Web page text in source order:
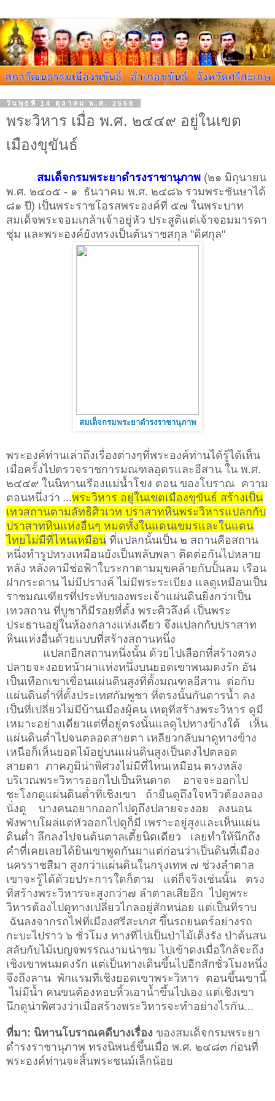
วันพุธที่ 14 ตุลาคม พ.ศ. 2558
พระวิหาร เมื่อ พ.ศ. ๒๔๔๙ อยู่ในเขต
เมืองขุขันธ์
สมเด็จกรมพระยาดำรงราชานุภาพ (๒๑ มิถุนายน
พ.ศ. ๒๔๐๕ - ๑ ธันวาคม พ.ศ. ๒๔๘๖ รวมพระชันษาได้
๘๑ ปี) เป็นพระราชโอรสพระองค์ที่ ๕๗ ในพระบาท
สมเด็จพระจอมเกล้าเจ้าอยู่หัว ประสูติแต่เจ้าจอมมารดา
ชุ่ม และพระองค์ยังทรงเป็นต้นราชสกุล "ดิศกุล"
สมเด็จกรมพระยาดำรงราชานุภาพ
พระองค์ท่านเล่าถึงเรื่องต่างๆที่พระองค์ท่านได้รู้ได้เห็น
เมื่อครั้งไปตรวจราชการมณฑลอุดรและอีสาน ใน พ.ศ.
๒๔๔๙ ในนิทานเรืองแม่น้ำโขง ตอน ของโบราณ ความ
ตอนหนึ่งว่า ...พระวิหาร อยู่ในเขตเมืองขุขันธ์ สร้างเป็น
เทวสถานตามลัทธิศิวเวท ปราสาทหินพระวิหารแปลกกับ
ปราสาทหินแห่งอื่นๆ หมดทั้งในแดนเขมรและในแดน
ไทยไม่มีที่ไหนเหมือน ที่แปลกนั้นเป็น ๒ สถานคือสถาน
หนึ่งทำรูปทรงเหมือนยังเป็นพลับพลา ติดต่อกันไปหลาย
หลัง หลังคามีช่อฟ้าใบระกาตามมุขคล้ายกับปั้นลม เรือน
ฝากระดาน ไม่มีปรางค์ ไม่มีพระระเบียง แลดูเหมือนเป็น
ราชมณเฑียรที่ประทับของพระเจ้าแผ่นดินยิ่งกว่าเป็น
เทวสถาน ที่บูชาก็มีรอยที่ตั้ง พระศิวลึงค์ เป็นพระ
ประธานอยู่ในห้องกลางแห่งเดียว จึงแปลกกับปราสาท
หินแห่งอื่นด้วยแบบที่สร้างสถานหนึ่ง
แปลกอีกสถานหนึ่งนั้น ด้วยไปเลือกที่สร้างตรง
ปลายจะงอยหน้าผาแห่งหนึ่งบนยอดเขาพนมดงรัก อัน
เป็นเทือกเขาเขื่อนแผ่นดินสูงที่ตั้งมณฑลอีสาน ต่อกับ
แผ่นดินต่ำที่ตั้งประเทศกัมพูชา ที่ตรงนั้นกันดารน้ำ คง
เป็นที่เปลี่ยวไม่มีบ้านเมืองผู้คน เหตุที่สร้างพระวิหาร ดูมี
เหมาะอย่างเดียวแต่ที่อยู่ตรงนั้นแลดูไปทางข้างใต้ เห็น
แผ่นดินต่ำไปจนตลอดสายตา เหลียวกลับมาดูทางข้าง
เหนือก็เห็นยอดไม้อยู่บนแผ่นดินสูงเป็นดงไปตลอด
สายตา ภาคภูมิน่าพิศวงไม่มีที่ไหนเหมือน ตรงหลัง
บริเวณพระวิหารออกไปเป็นหินดาด อาจจะออกไป
ชะโงกดูแผ่นดินต่ำที่เชิงเขา ถ้ายืนดูถึงใจหวิวต้องลอง
นั่งดู บางคนอยากออกไปดูถึงปลายจะงอย ลงนอน
พังพาบโผล่แต่หัวออกไปดูก็มี เพราะอยู่สูงและเห็นแผ่น
ดินต่ำ ลึกลงไปจนต้นตาลเตี้ยนิดเดียว เลยทำให้นึกถึง
คำที่เคยเลยได้ยินเขาพูดกันมาแต่ก่อนว่าเป็นดินที่เมือง
นครราชสีมา สูงกว่าแผ่นดินในกรุงเทพ ๗ ช่วงลำตาล
เขาจะรู้ได้ด้วยประการใดก็ตาม แต่ก็จริงเช่นนั้น ตรง
ที่สร้างพระวิหารจะสูงกว่า๗ ลำตาลเสียอีก ไปดูพระ
วิหารต้องไปดูทางเปลี่ยวไกลอยู่สักหน่อย แต่เป็นที่ราบ
ฉันลงจากรถไฟที่เมืองศรีสะเกศ ขึ้นรถยนตร์อย่างรถ
กะบะไปราว ๖ ชั่วโมง ทางที่ไปเป็นป่าไม้เต็งรัง ป่าต้นสน
สลับกับไม้เบญจพรรณงามน่าชม ไปเข้าดงเมื่อใกล้จะถึง
เชิงเขาพนมดงรัก แต่เป็นทางเดินขึ้นไปอีกสักชั่วโมงหนึ่ง
จึงถึงลาน พักแรมที่เชิงยอดเขาพระวิหาร ตอนขึ้นเขานี้
ไม่มีน้ำ คนขนต้องหอบหิ้วเอาน้ำขึ้นไปเอง แต่เชิงเขา
นึกดูน่าพิศวงว่าเมื่อสร้างพระวิหารจะทำอย่างไรกัน...
ที่มา: นิทานโบราณคดีบางเรื่อง ของสมเด็จกรมพระยา
ดำรงราชานุภาพ ทรงนิพนธ์ขึ้นเมื่อ พ.ศ. ๒๔๘๓ ก่อนที่
พระองค์ท่านจะสิ้นพระชนม์เล็กน้อย